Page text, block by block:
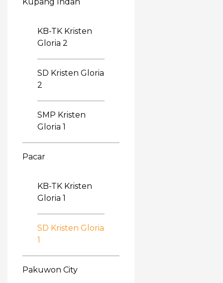
KB-TK Kristen
Gloria 2
SD Kristen Gloria
2
SMP Kristen
Gloria 1
Pacar
KB-TK Kristen
Gloria 1
SD Kristen Gloria
1
Pakuwon City